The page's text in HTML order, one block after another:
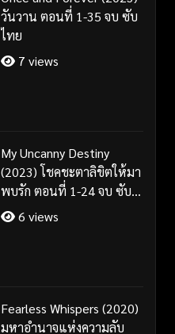
วันวาน ตอนที่ 1-35 จบ ซับ
ไทย
7 views
My Uncanny Destiny
(2023) โชคชะตาลิขิตให้มา
พบรัก ตอนที่ 1-24 จบ ซับ
ไทย/พากย์ไทย
6 views
Fearless Whispers (2020)
มหาอำนาจแห่งความลับ